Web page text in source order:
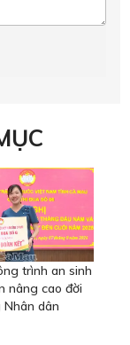
trình an sinh
nâng cao đời
Nhân dân